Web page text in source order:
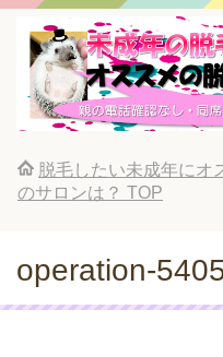
脱毛したい未成年にオ
のサロンは？ TOP
operation-